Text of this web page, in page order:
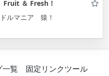
＆ Fresh！
ルマニア 猿！
一覧
固定リンクツール